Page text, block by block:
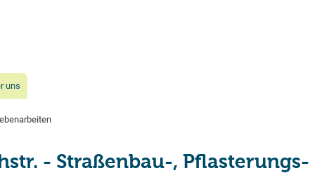
uns
- Straßenbau-, Pflasterungs-